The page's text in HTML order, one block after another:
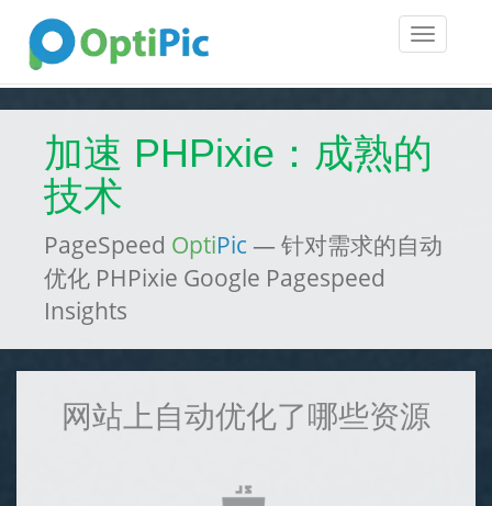
Toggle
加速 PHPixie：成熟的
技术
PageSpeed OptiPic — 针对需求的自动
优化 PHPixie Google Pagespeed
Insights
网站上自动优化了哪些资源